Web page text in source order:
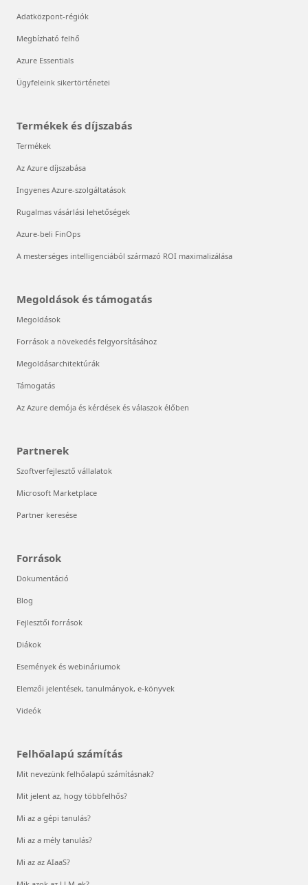
Adatközpont-régiók
Megbízható felhő
Azure Essentials
Ügyfeleink sikertörténetei
Termékek és díjszabás
Termékek
Az Azure díjszabása
Ingyenes Azure-szolgáltatások
Rugalmas vásárlási lehetőségek
Azure-beli FinOps
A mesterséges intelligenciából származó ROI maximalizálása
Megoldások és támogatás
Megoldások
Források a növekedés felgyorsításához
Megoldásarchitektúrák
Támogatás
Az Azure demója és kérdések és válaszok élőben
Partnerek
Szoftverfejlesztő vállalatok
Microsoft Marketplace
Partner keresése
Források
Dokumentáció
Blog
Fejlesztői források
Diákok
Események és webináriumok
Elemzői jelentések, tanulmányok, e-könyvek
Videók
Felhőalapú számítás
Mit nevezünk felhőalapú számításnak?
Mit jelent az, hogy többfelhős?
Mi az a gépi tanulás?
Mi az a mély tanulás?
Mi az az AIaaS?